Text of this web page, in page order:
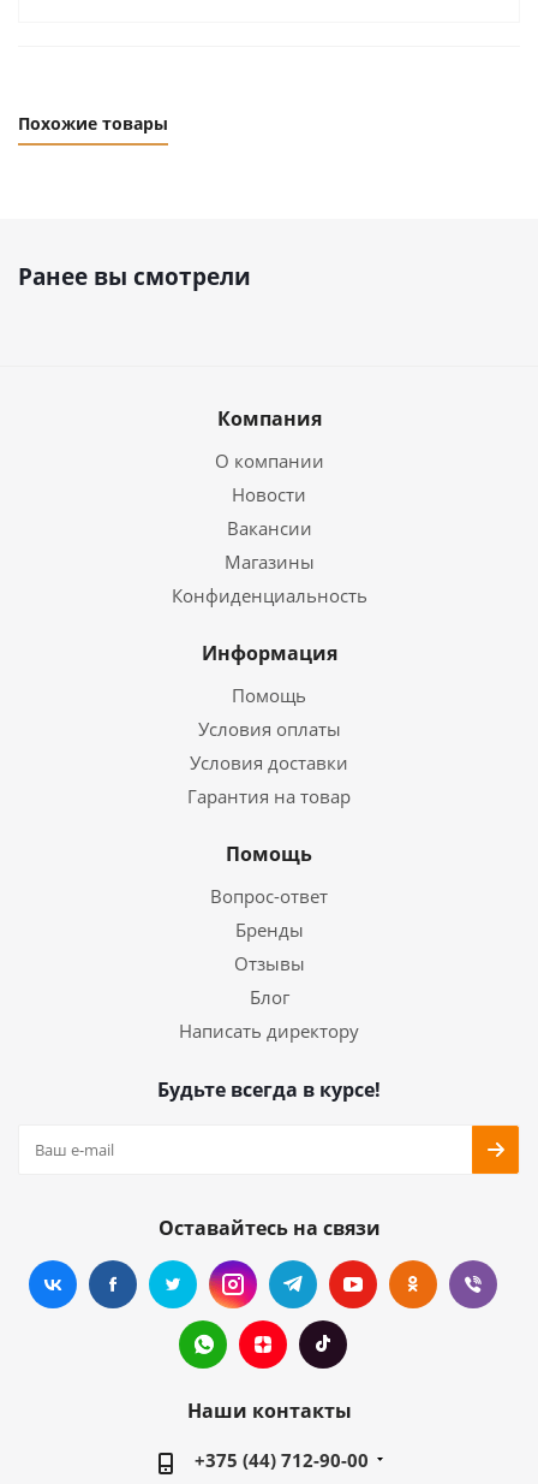
Похожие товары
Ранее вы смотрели
Компания
О компании
Новости
Вакансии
Магазины
Конфиденциальность
Информация
Помощь
Условия оплаты
Условия доставки
Гарантия на товар
Помощь
Вопрос-ответ
Бренды
Отзывы
Блог
Написать директору
Будьте всегда в курсе!
Оставайтесь на связи
Наши контакты
+375 (44) 712-90-00